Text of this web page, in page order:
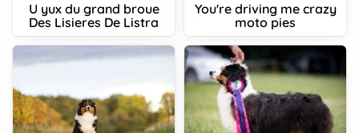
U yux du grand broue
Des Lisieres De Listra
You're driving me crazy
moto pies